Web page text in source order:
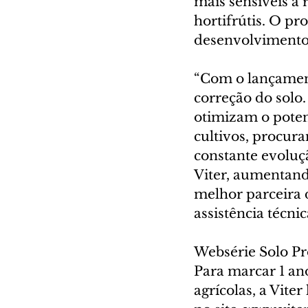
hortifrútis. O
“Com o
correção do
otimizam o
cultivos,
constante
Viter,
melhor parceira
assistência
Websérie Solo
Para marcar 1
agrícolas, a Viter